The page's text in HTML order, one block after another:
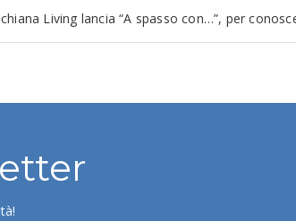
Living lancia “A spasso con…”, per